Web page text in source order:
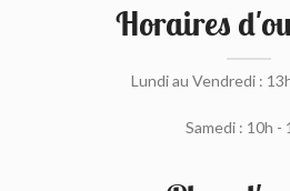
Horaires
Lundi au Vendredi :
Samedi : 10h -